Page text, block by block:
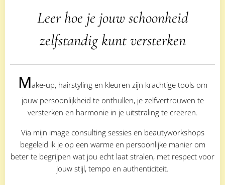
Leer hoe je jouw schoonheid
zelfstandig kunt versterken
Make-up, hairstyling en kleuren zijn krachtige tools om
jouw persoonlijkheid te onthullen, je zelfvertrouwen te
versterken en harmonie in je uitstraling te creëren.
Via mijn image consulting sessies en beautyworkshops
begeleid ik je op een warme en persoonlijke manier om
beter te begrijpen wat jou echt laat stralen, met respect voor
jouw stijl, tempo en authenticiteit.